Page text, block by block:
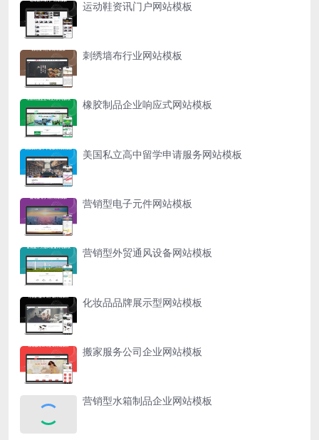
运动鞋资讯门户网站模板
刺绣墙布行业网站模板
橡胶制品企业响应式网站模板
美国私立高中留学申请服务网站模板
营销型电子元件网站模板
营销型外贸通风设备网站模板
化妆品品牌展示型网站模板
搬家服务公司企业网站模板
营销型水箱制品企业网站模板